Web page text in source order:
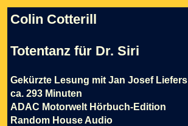
Colin Cotterill
Totentanz für Dr. Siri
Gekürzte Lesung mit Jan Josef Liefers
ca. 293 Minuten
ADAC Motorwelt Hörbuch-Edition
Random House Audio